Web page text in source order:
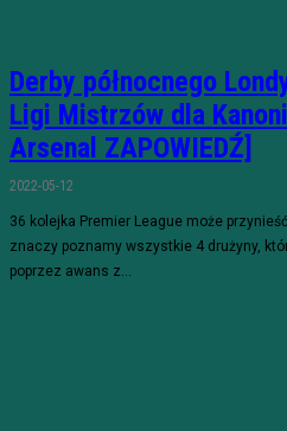
Derby północnego
Ligi Mistrzów dla
Arsenal ZAPOWIEDŹ]
2022-05-12
36 kolejka Premier League może
znaczy poznamy wszystkie 4 drużyny,
poprzez awans z...